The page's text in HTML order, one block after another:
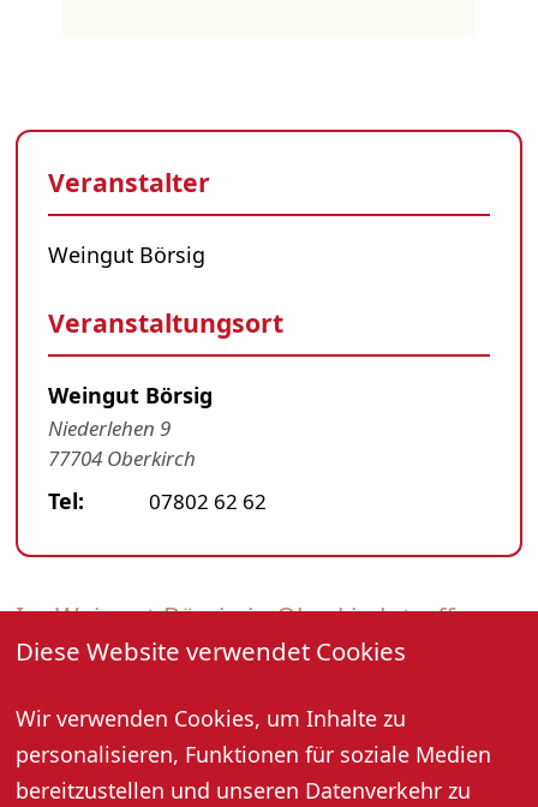
Diese Website verwendet Cookies
Wir verwenden Cookies, um Inhalte zu
personalisieren, Funktionen für soziale Medien
bereitzustellen und unseren Datenverkehr zu
Im Weingut Börsig in Oberkirch treffen
erstklassige Weine auf mitreißende Live-
Stimmung in gemütlicher Atmosphäre.
14. Oktober 2026, 18:00 Uhr
Veranstalter
Weingut Börsig
Veranstaltungsort
Weingut Börsig
Niederlehen 9
77704 Oberkirch
Tel: 07802 62 62